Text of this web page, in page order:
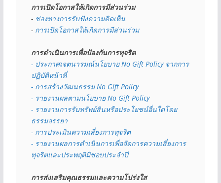
การเปิดโอกาสให้เกิดการมีส่วนร่วม
- ช่องทางการรับฟังความคิดเห็น
- การเปิดโอกาสให้เกิดการมีส่วนร่วม
การดำเนินการเพื่อป้องกันการทุจริต
- ประกาศเจตนารมณ์นโยบาย No Gift Policy จากการ
ปฏิบัติหน้าที่
- การสร้างวัฒนธรรม No Gift Policy
- รายงานผลตามนโยบาย No Gift Policy
- รายงานการรับทรัพย์สินหรือประโยชน์อื่นใดโดย
ธรรมจรรยา
- การประเมินความเสี่ยงการทุจริต
- รายงานผลการดำเนินการเพื่อจัดการความเสี่ยงการ
ทุจริตและประพฤติมิชอบประจำปี
การส่งเสริมคุณธรรมและความโปร่งใส